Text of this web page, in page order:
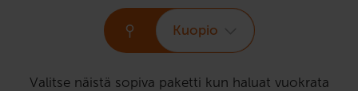
Kuopio
Valitse näistä sopiva paketti kun haluat vuokrata